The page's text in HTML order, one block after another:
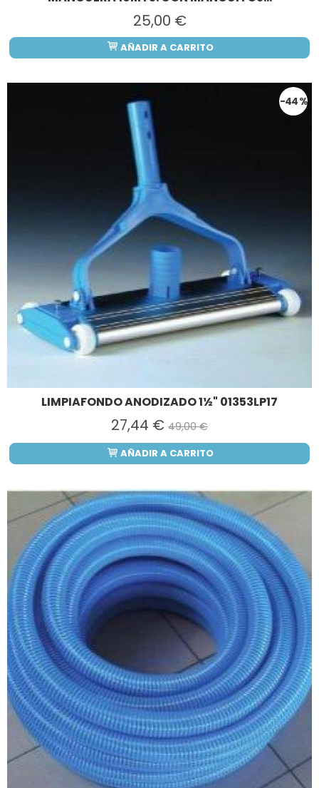
25,00 €
AÑADIR A CARRITO
-44 %
LIMPIAFONDO ANODIZADO 1½" 01353LP17
27,44 € 49,00 €
AÑADIR A CARRITO